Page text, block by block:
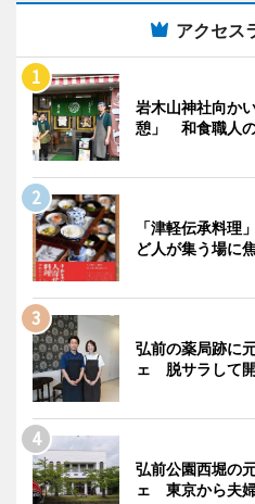
アクセス
岩木山神社向か
憩」 和食職人
「津軽伝承料
ど人が集う場に
弘前の薬局跡に
ェ 脱サラして
弘前公園西堀の
ェ 東京から夫